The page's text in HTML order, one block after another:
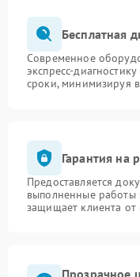
Бесплатная
Современное
экспресс-
сроки, минимизируя
Гарантия на
Предоставляется
выполненные работы
защищает клиента от
Прозрачное